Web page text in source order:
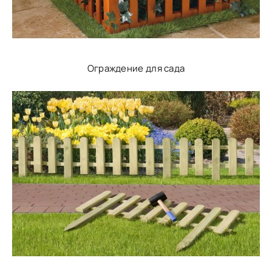
Ограждение для сада